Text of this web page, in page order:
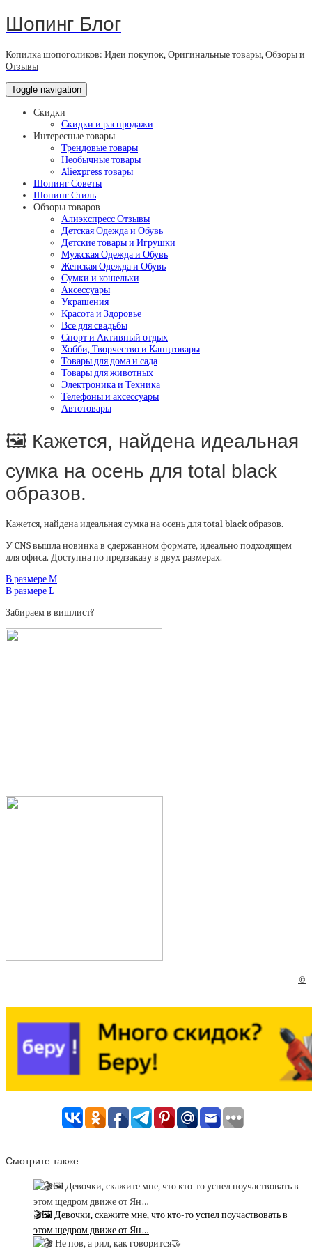
Шопинг Блог
Копилка шопоголиков: Идеи покупок, Оригинальные товары, Обзоры и
Отзывы
Toggle navigation
Скидки
Скидки и распродажи
Интересные товары
Трендовые товары
Необычные товары
Aliexpress товары
Шопинг Советы
Шопинг Стиль
Обзоры товаров
Алиэкспресс Отзывы
Детская Одежда и Обувь
Детские товары и Игрушки
Мужская Одежда и Обувь
Женская Одежда и Обувь
Сумки и кошельки
Аксессуары
Украшения
Красота и Здоровье
Все для свадьбы
Спорт и Активный отдых
Хобби, Творчество и Канцтовары
Товары для дома и сада
Товары для животных
Электроника и Техника
Телефоны и аксессуары
Автотовары
🖼 Кажется, найдена идеальная
сумка на осень для total black
образов.
Кажется, найдена идеальная сумка на осень для total black образов.
У CNS вышла новинка в сдержанном формате, идеально подходящем
для офиса. Доступна по предзаказу в двух размерах.
В размере М
В размере L
Забираем в вишлист?
©
Смотрите также:
🎬🖼 Девочки, скажите мне, что кто-то успел поучаствовать в
этом щедром движе от Ян…